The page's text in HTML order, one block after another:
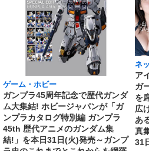
ゲーム・ホビー
ガンプラ45周年記念で歴代ガンダ
ム大集結! ホビージャパンが「ガ
ンプラカタログ特別編 ガンプラ
45th 歴代アニメのガンダム集
結!」を本日31日(火)発売～ガンプ
ネ
ア
ガ
を
広
あ
真
31